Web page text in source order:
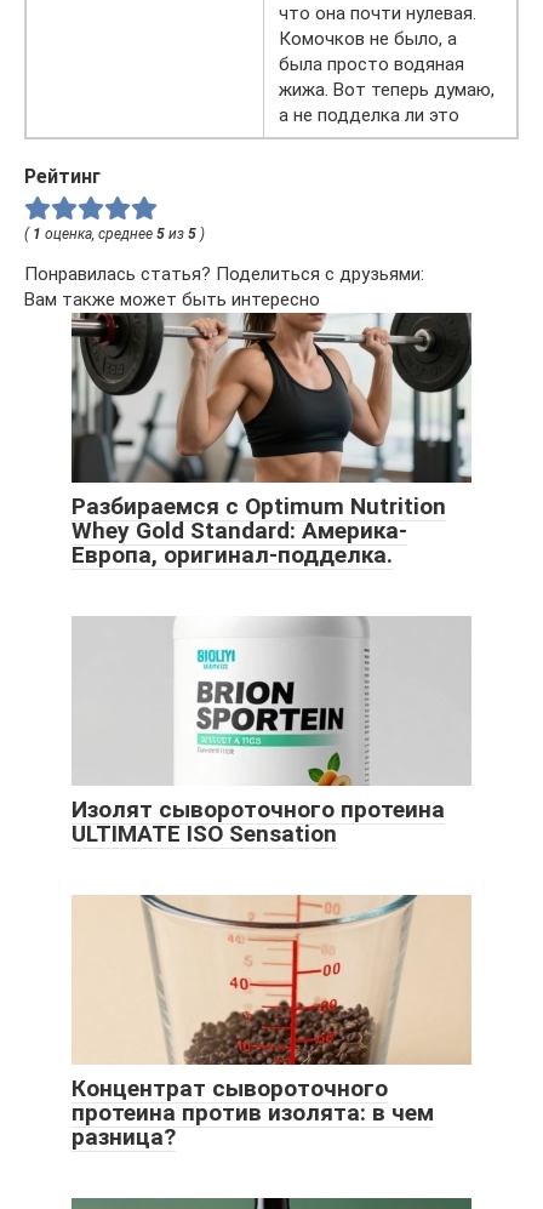
что она почти нулевая.
Комочков не было, а
была просто водяная
жижа. Вот теперь думаю,
а не подделка ли это
Рейтинг
( 1 оценка, среднее 5 из 5 )
Понравилась статья? Поделиться с друзьями:
Вам также может быть интересно
Разбираемся с Optimum Nutrition
Whey Gold Standard: Америка-
Европа, оригинал-подделка.
Изолят сывороточного протеина
ULTIMATE ISO Sensation
Концентрат сывороточного
протеина против изолята: в чем
разница?